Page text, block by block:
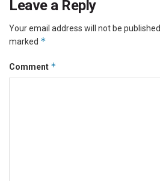
Leave a Reply
Your email address will not be published.
marked *
Comment *